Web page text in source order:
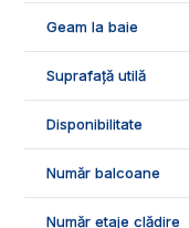
- boxa de
- interfon;
- acoperis.
🌡️Confortul termic
izolatie termica.
- gresie si faianta;
Geam la baie
Suprafață utilă
Disponibilitate
Număr balcoane
Număr etaje clădire